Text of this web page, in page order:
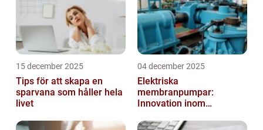
15 december 2025
Tips för att skapa en
sparvana som håller hela
livet
04 december 2025
Elektriska
membranpumpar:
Innovation inom